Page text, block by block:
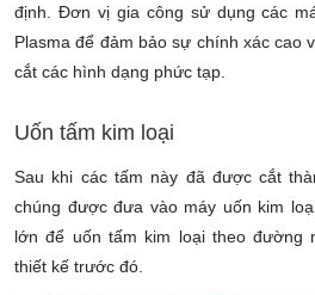
định. Đơn vị gia công sử dụng các
Plasma để đảm bảo sự chính xác cao
cắt các hình dạng phức tạp.
Uốn tấm kim loại
Sau khi các tấm này đã được cắt
chúng được đưa vào máy uốn kim
lớn để uốn tấm kim loại theo đường
thiết kế trước đó.